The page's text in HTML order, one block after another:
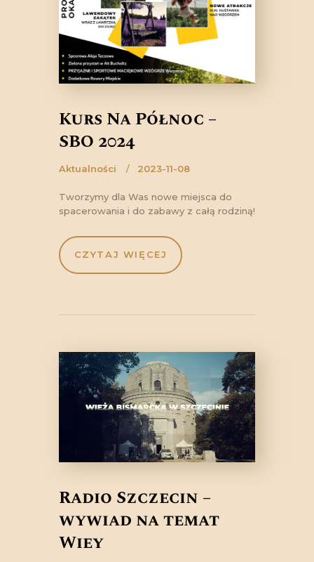
Kurs Na Północ –
SBO 2024
Aktualności 2023-11-08
Tworzymy dla Was nowe miejsca do
spacerowania i do zabawy z całą rodziną!
CZYTAJ WIĘCEJ
Radio Szczecin –
wywiad na temat
Wieży